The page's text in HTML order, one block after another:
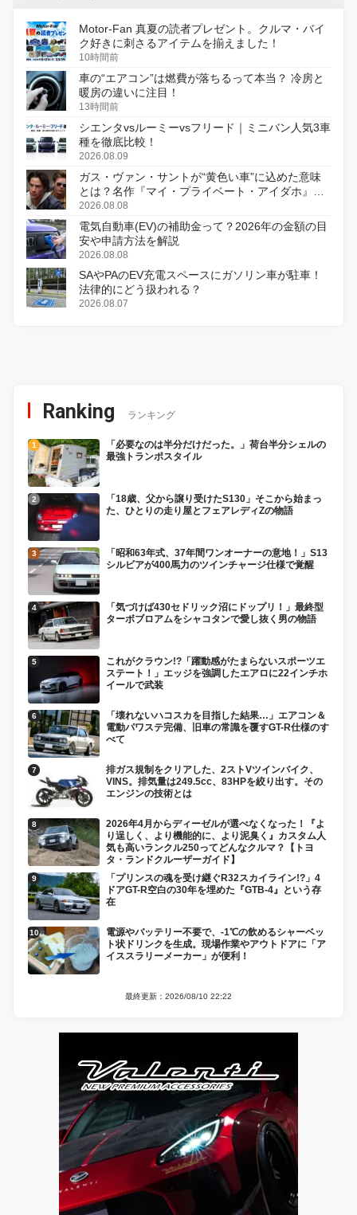
Motor-Fan 真夏の読者プレゼント。クルマ・バイ
ク好きに刺さるアイテムを揃えました！
10時間前
車の“エアコン”は燃費が落ちるって本当？ 冷房と
暖房の違いに注目！
13時間前
シエンタvsルーミーvsフリード｜ミニバン人気3車
種を徹底比較！
2026.08.09
ガス・ヴァン・サントが“黄色い車”に込めた意味
とは？名作『マイ・プライベート・アイダホ』が
初のデジタルリマスター版で復活
2026.08.08
電気自動車(EV)の補助金って？2026年の金額の目
安や申請方法を解説
2026.08.08
SAやPAのEV充電スペースにガソリン車が駐車！
法律的にどう扱われる？
2026.08.07
Ranking ランキング
「必要なのは半分だけだった。」荷台半分シェルの
最強トランポスタイル
「18歳、父から譲り受けたS130」そこから始まっ
た、ひとりの走り屋とフェアレディZの物語
「昭和63年式、37年間ワンオーナーの意地！」S13
シルビアが400馬力のツインチャージ仕様で覚醒
「気づけば430セドリック沼にドップリ！」最終型
ターボブロアムをシャコタンで愛し抜く男の物語
これがクラウン!?「躍動感がたまらないスポーツエ
ステート！」エッジを強調したエアロに22インチホ
イールで武装
「壊れないハコスカを目指した結果…」エアコン＆
電動パワステ完備、旧車の常識を覆すGT-R仕様のす
べて
排ガス規制をクリアした、2ストVツインバイク、
VINS。排気量は249.5cc、83HPを絞り出す。その
エンジンの技術とは
2026年4月からディーゼルが選べなくなった！『よ
り逞しく、より機能的に、より泥臭く』カスタム人
気も高いランクル250ってどんなクルマ？【トヨ
タ・ランドクルーザーガイド】
「プリンスの魂を受け継ぐR32スカイライン!?」4
ドアGT-R空白の30年を埋めた『GTB-4』という存
在
電源やバッテリー不要で、-1℃の飲めるシャーベッ
ト状ドリンクを生成。現場作業やアウトドアに「ア
イススラリーメーカー」が便利！
最終更新：2026/08/10 22:22